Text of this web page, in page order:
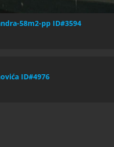
58m2-pp ID#3594
ID#4976